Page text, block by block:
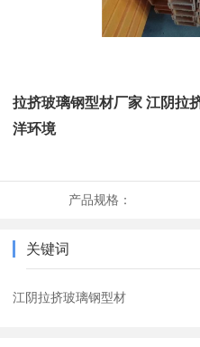
拉挤玻璃钢型材厂家 江阴拉
洋环境
产品规格：
关键词
江阴拉挤玻璃钢型材